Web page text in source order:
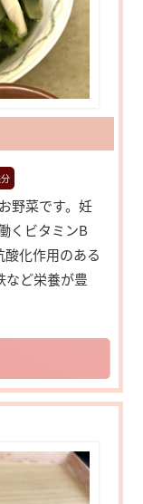
野菜です。妊
くビタミンB
化作用のある
など栄養が豊